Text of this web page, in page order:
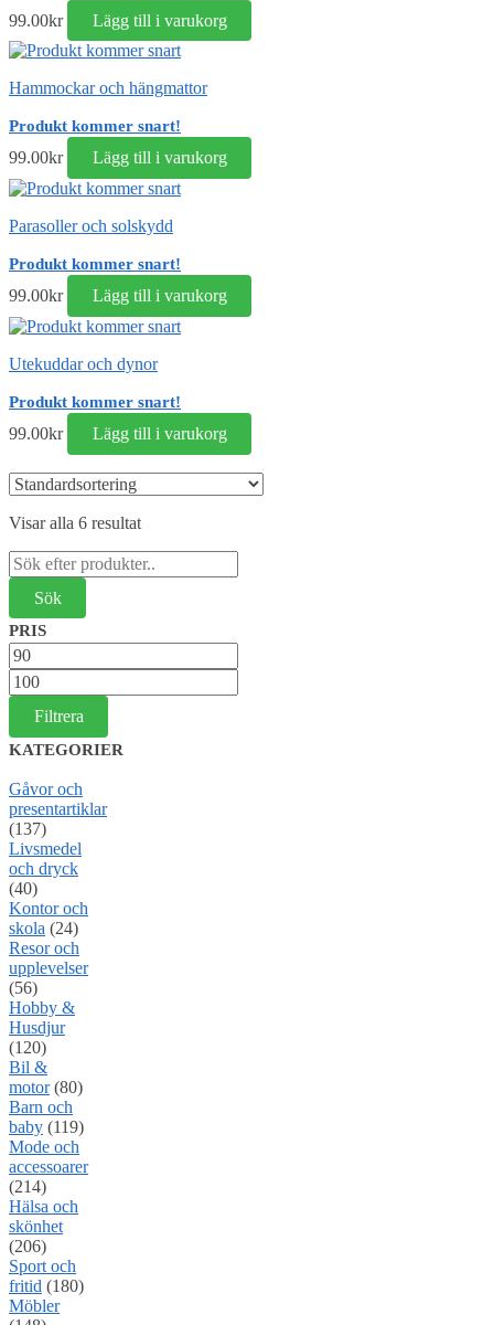
99.00kr Lägg till i varukorg
Hammockar och hängmattor
Produkt kommer snart!
99.00kr Lägg till i varukorg
Parasoller och solskydd
Produkt kommer snart!
99.00kr Lägg till i varukorg
Utekuddar och dynor
Produkt kommer snart!
99.00kr Lägg till i varukorg
Visar alla 6 resultat
Sök
efter:
PRIS
Min
pris
Max
pris
Filtrera
KATEGORIER
Gåvor och
presentartiklar
(137)
Livsmedel
och dryck
(40)
Kontor och
skola (24)
Resor och
upplevelser
(56)
Hobby &
Husdjur
(120)
Bil &
motor (80)
Barn och
baby (119)
Mode och
accessoarer
(214)
Hälsa och
skönhet
(206)
Sport och
fritid (180)
Möbler